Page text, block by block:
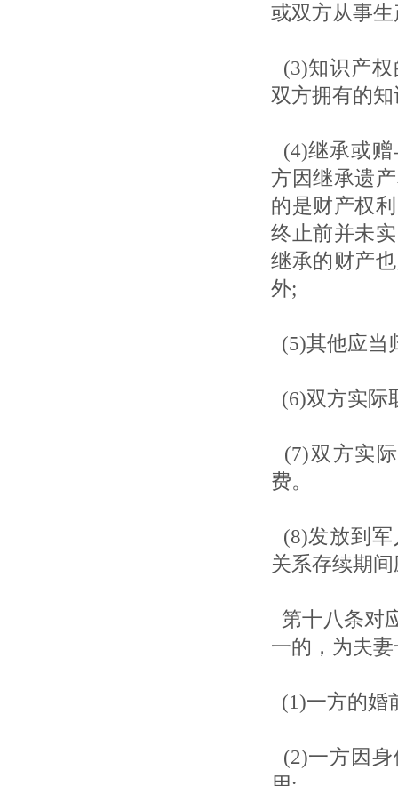
或双方从事
(3)知识产
双方拥有的
(4)继承或
方因继承遗
的是财产权
终止前并未
继承的财产
外;
(5)其他应当
(6)双方实际
(7)双方实
费。
(8)发放到
关系存续期
第十八条对
一的，为夫
(1)一方的婚
(2)一方因